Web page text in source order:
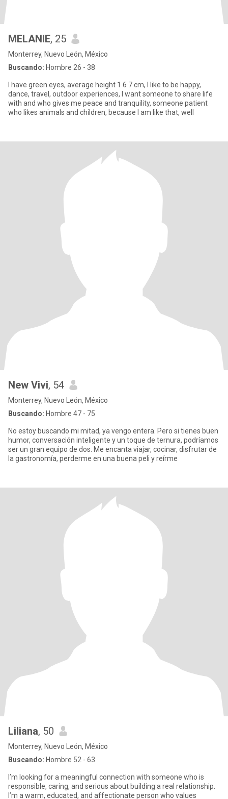
MELANIE, 25
Monterrey, Nuevo León, México
Buscando: Hombre 26 - 38
I have green eyes, average height 1 6 7 cm, I like to be happy,
dance, travel, outdoor experiences, I want someone to share life
with and who gives me peace and tranquility, someone patient
who likes animals and children, because I am like that, well
New Vivi, 54
Monterrey, Nuevo León, México
Buscando: Hombre 47 - 75
No estoy buscando mi mitad, ya vengo entera. Pero si tienes buen
humor, conversación inteligente y un toque de ternura, podríamos
ser un gran equipo de dos. Me encanta viajar, cocinar, disfrutar de
la gastronomía, perderme en una buena peli y reírme
Liliana, 50
Monterrey, Nuevo León, México
Buscando: Hombre 52 - 63
I’m looking for a meaningful connection with someone who is
responsible, caring, and serious about building a real relationship.
I’m a warm, educated, and affectionate person who values